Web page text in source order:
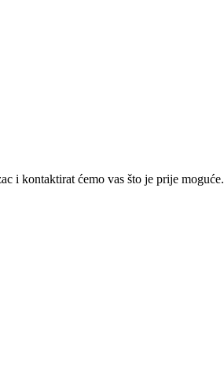
i kontaktirat ćemo vas što je prije moguće.